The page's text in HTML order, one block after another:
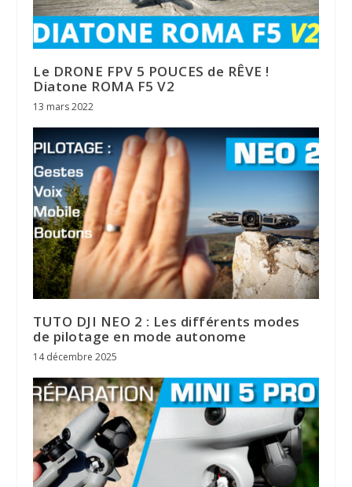
Le DRONE FPV 5 POUCES de RÊVE !
Diatone ROMA F5 V2
13 mars 2022
TUTO DJI NEO 2 : Les différents modes
de pilotage en mode autonome
14 décembre 2025